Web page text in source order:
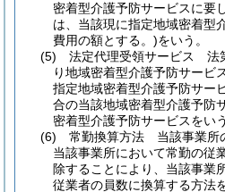
密着型介護予防サービスに要
は、当該現に指定地域密着型
費用の額とする。)をいう。
(5)
法定代理受領サービス 法
り地域密着型介護予防サービ
指定地域密着型介護予防サー
合の当該地域密着型介護予防
密着型介護予防サービスをいう
(6)
常勤換算方法 当該事業所
当該事業所において常勤の従
除することにより、当該事業
従業者の員数に換算する方法